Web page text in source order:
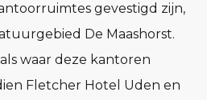
gevestigd zijn,
De Maashorst.
waar deze kantoren
Fletcher Hotel Uden en